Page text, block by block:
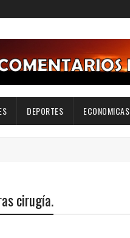
DEPORTES ECONOMICAS
cirugía.